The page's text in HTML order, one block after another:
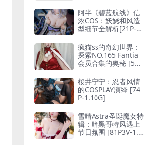
阿半《碧蓝航线》信
浓COS：妖娆和风造
型细节全解析[21P-2
疯猫ss的奇幻世界：
探索NO.165 Fantia
会员合集的奥秘 [50P
桜井宁宁：忍者风情
的COSPLAY演绎 [74
P-1.10G]
雪晴Astra圣诞魔女特
辑：暗黑哥特风遇上
节日氛围 [81P3V-1.7